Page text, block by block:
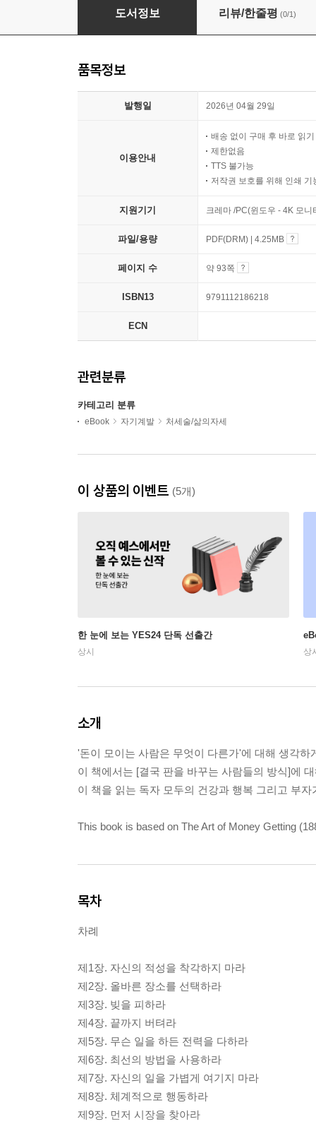
결국 판을 바꾸는 사람들의 방식
도서정보 리뷰/한줄평 (0/1)
품목정보
발행일 2026년 04월 29일
이용안내
배송 없이 구매 후 바로 읽기
제한없음
TTS 불가능
저작권 보호를 위해 인쇄 기
지원기기 크레마 /PC(윈도우 - 4K 모
파일/용량 PDF(DRM) | 4.25MB
페이지 수 약 93쪽
ISBN13 9791112186218
ECN
관련분류
카테고리 분류
eBook 자기계발 처세술/삶의자세
이 상품의 이벤트 (5개)
한 눈에 보는 YES24 단독 선출간
상시 상
소개
'돈이 모이는 사람은 무엇이 다른가'에 대해 생각하
이 책에서는 [결국 판을 바꾸는 사람들의 방식]에
이 책을 읽는 독자 모두의 건강과 행복 그리고 부자
This book is based on The Art of Money Getting
목차
차례
제1장. 자신의 적성을 착각하지 마라
제2장. 올바른 장소를 선택하라
제3장. 빚을 피하라
제4장. 끝까지 버텨라
제5장. 무슨 일을 하든 전력을 다하라
제6장. 최선의 방법을 사용하라
제7장. 자신의 일을 가볍게 여기지 마라
제8장. 체계적으로 행동하라
제9장. 먼저 시장을 찾아라